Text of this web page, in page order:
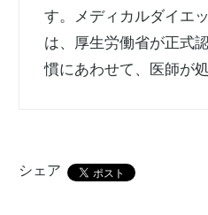
す。メディカルダイエ
は、厚生労働省が正式
慣にあわせて、医師が
シェア